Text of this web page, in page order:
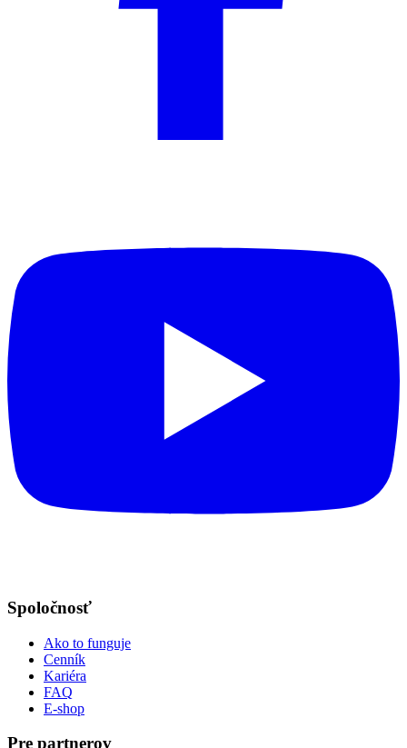
Spoločnosť
Ako to funguje
Cenník
Kariéra
FAQ
E-shop
Pre partnerov